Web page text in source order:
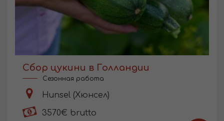
Сбор цукини в Голландии
Сезонная работа
Hunsel (Хюнсел)
3570€ brutto